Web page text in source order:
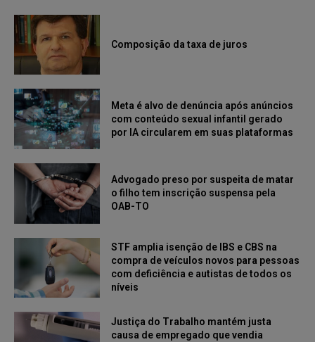
Composição da taxa de juros
Meta é alvo de denúncia após anúncios
com conteúdo sexual infantil gerado
por IA circularem em suas plataformas
Advogado preso por suspeita de matar
o filho tem inscrição suspensa pela
OAB-TO
STF amplia isenção de IBS e CBS na
compra de veículos novos para pessoas
com deficiência e autistas de todos os
níveis
Justiça do Trabalho mantém justa
causa de empregado que vendia